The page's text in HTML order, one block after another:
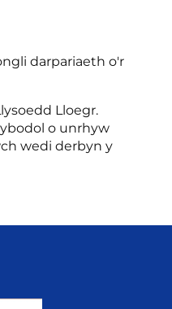
darpariaeth o'r
Lloegr.
o unrhyw
wedi derbyn y